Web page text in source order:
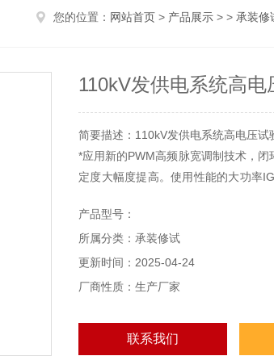
您的位置： 网站首页 > 产品展示 > > 承装修
110kV发供电系统高电
简要描述：110kV发供电系统高电压试
*应用新的PWM高频脉宽调制技术，
定度大幅度提高。使用性能的大功率
产品型号：
所属分类：承装修试
更新时间：2025-04-24
厂商性质：生产厂家
联系我们